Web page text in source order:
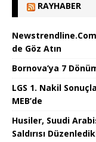
RAYHABER
de Göz Atın
Bornova’ya 7
LGS 1. Nakil
MEB’de
Husiler, Suudi
Saldırısı